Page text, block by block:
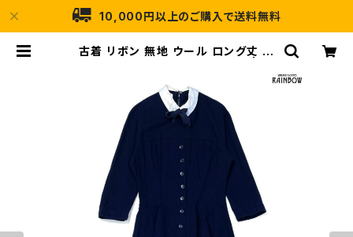
10,000円以上のご購入で送料無料
古着 リボン 無地 ウール ロング丈 長